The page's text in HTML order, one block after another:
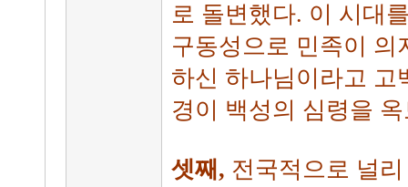
로 돌변했다. 이 시대
구동성으로 민족이 의
하신 하나님이라고 고
경이 백성의 심령을
셋째, 전국적으로 널